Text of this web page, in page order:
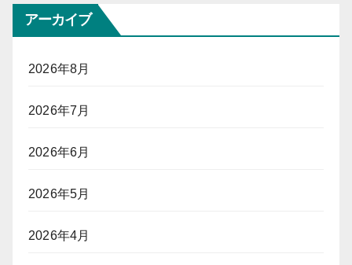
アーカイブ
2026年8月
2026年7月
2026年6月
2026年5月
2026年4月